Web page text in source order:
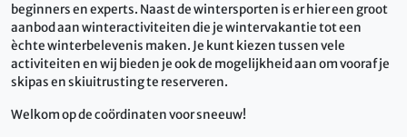
beginners en experts. Naast de wintersporten is er hier een groot
aanbod aan winteractiviteiten die je wintervakantie tot een
èchte winterbelevenis maken. Je kunt kiezen tussen vele
activiteiten en wij bieden je ook de mogelijkheid aan om vooraf je
skipas en skiuitrusting te reserveren.
Welkom op de coördinaten voor sneeuw!